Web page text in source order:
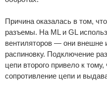
Причина оказалась в том,
разъемы. На ML и GL
вентиляторов — они внешне
распиновку. Подключение
цепи второго привело к
сопротивление цепи и